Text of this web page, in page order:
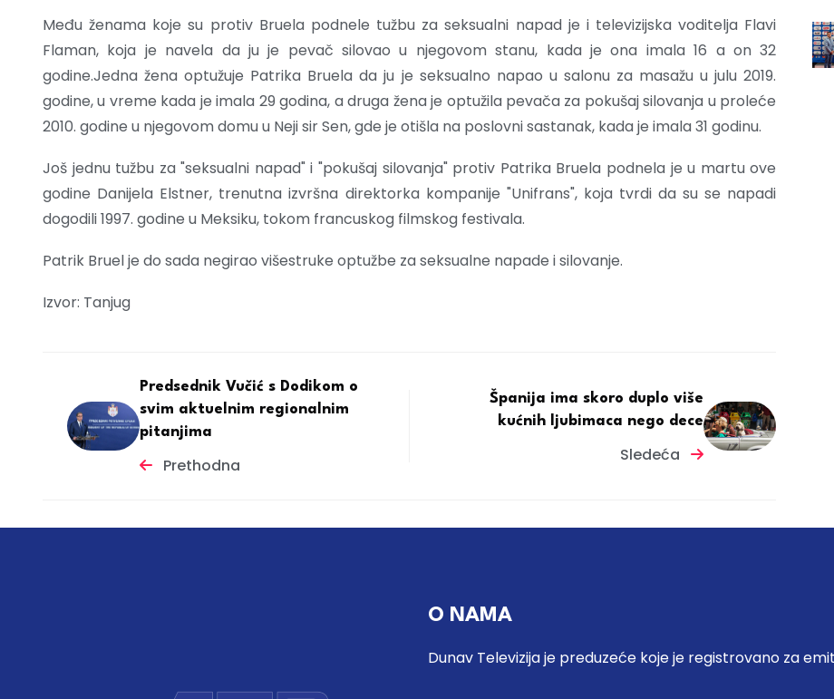
Među ženama koje su protiv Bruela podnele tužbu za seksualni napad je i televizijska voditelja Flavi
Flaman, koja je navela da ju je pevač silovao u njegovom stanu, kada je ona imala 16 a on 32
godine.Jedna žena optužuje Patrika Bruela da ju je seksualno napao u salonu za masažu u julu 2019.
godine, u vreme kada je imala 29 godina, a druga žena je optužila pevača za pokušaj silovanja u proleće
2010. godine u njegovom domu u Neji sir Sen, gde je otišla na poslovni sastanak, kada je imala 31 godinu.
Još jednu tužbu za "seksualni napad" i "pokušaj silovanja" protiv Patrika Bruela podnela je u martu ove
godine Danijela Elstner, trenutna izvršna direktorka kompanije "Unifrans", koja tvrdi da su se napadi
dogodili 1997. godine u Meksiku, tokom francuskog filmskog festivala.
Patrik Bruel je do sada negirao višestruke optužbe za seksualne napade i silovanje.
Izvor: Tanjug
Predsednik Vučić s Dodikom o
svim aktuelnim regionalnim
pitanjima
Prethodna
Španija ima skoro duplo više
kućnih ljubimaca nego dece
Sledeća
O NAMA
Dunav Televizija je preduzeće koje je registrovano za